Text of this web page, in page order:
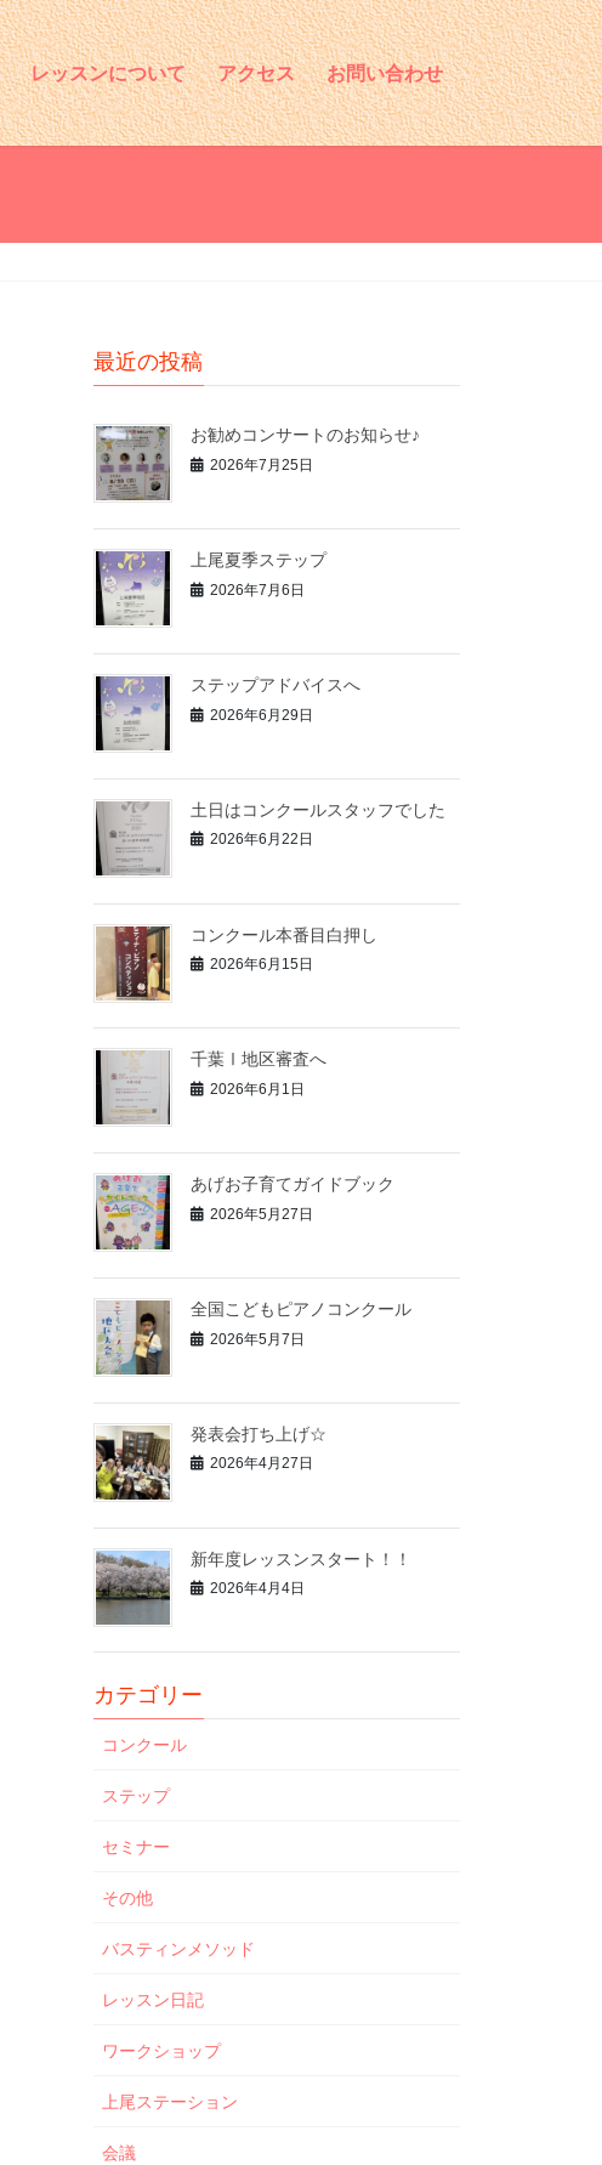
レッスンについて アクセス お問い合わせ
最近の投稿
お勧めコンサートのお知らせ♪
2026年7月25日
上尾夏季ステップ
2026年7月6日
ステップアドバイスへ
2026年6月29日
土日はコンクールスタッフでした
2026年6月22日
コンクール本番目白押し
2026年6月15日
千葉Ⅰ地区審査へ
2026年6月1日
あげお子育てガイドブック
2026年5月27日
全国こどもピアノコンクール
2026年5月7日
発表会打ち上げ☆
2026年4月27日
新年度レッスンスタート！！
2026年4月4日
カテゴリー
コンクール
ステップ
セミナー
その他
バスティンメソッド
レッスン日記
ワークショップ
上尾ステーション
会議